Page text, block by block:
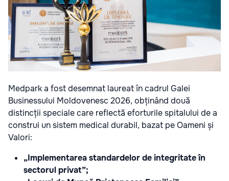
Medpark a fost desemnat laureat în cadrul Galei
Businessului Moldovenesc 2026, obținând două
distincții speciale care reflectă eforturile spitalului de a
construi un sistem medical durabil, bazat pe Oameni și
Valori:
„Implementarea standardelor de integritate în
sectorul privat”;